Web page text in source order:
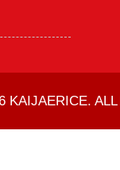
KAIJAERICE.